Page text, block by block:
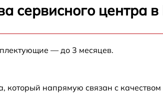
от 100 мин
сервисного центра
— до 3 месяцев.
который напрямую связан с